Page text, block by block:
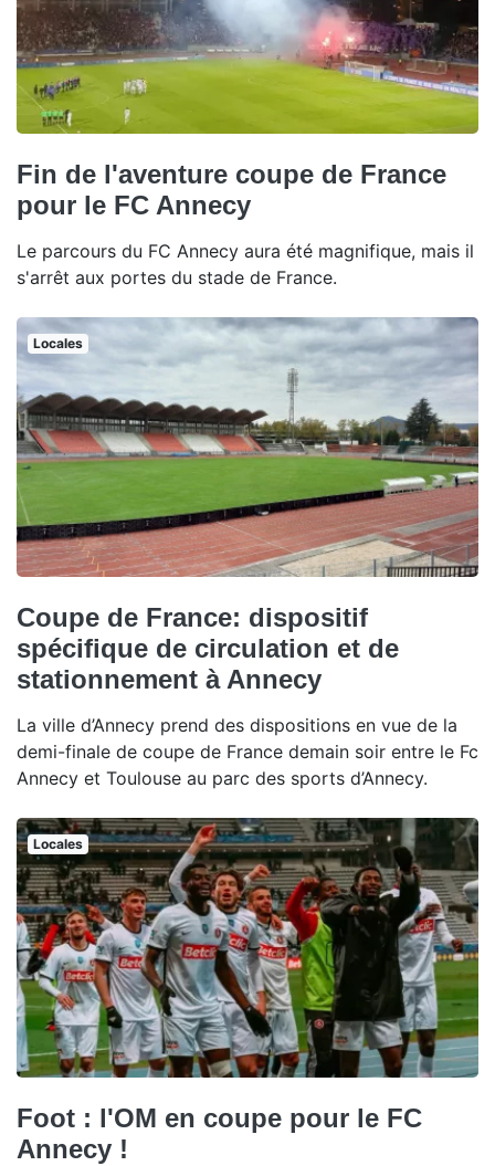
Fin de l'aventure coupe de France
pour le FC Annecy
Le parcours du FC Annecy aura été magnifique, mais il
s'arrêt aux portes du stade de France.
Locales
Coupe de France: dispositif
spécifique de circulation et de
stationnement à Annecy
La ville d’Annecy prend des dispositions en vue de la
demi-finale de coupe de France demain soir entre le Fc
Annecy et Toulouse au parc des sports d’Annecy.
Locales
Foot : l'OM en coupe pour le FC
Annecy !